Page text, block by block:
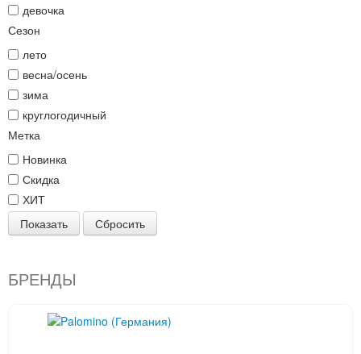
девочка
Сезон
лето
весна/осень
зима
круглогодичный
Метка
Новинка
Скидка
ХИТ
Показать
Сбросить
БРЕНДЫ